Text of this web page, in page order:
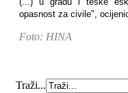
opasnost za civile",
Foto: HINA
Traži...